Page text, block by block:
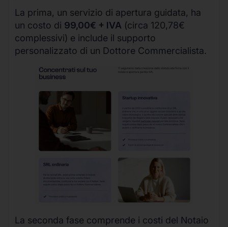
La prima, un servizio di apertura guidata, ha
un costo di 99,00€ + IVA (circa 120,78€
complessivi) e include il supporto
personalizzato di un Dottore Commercialista.
La seconda fase comprende i costi del Notaio